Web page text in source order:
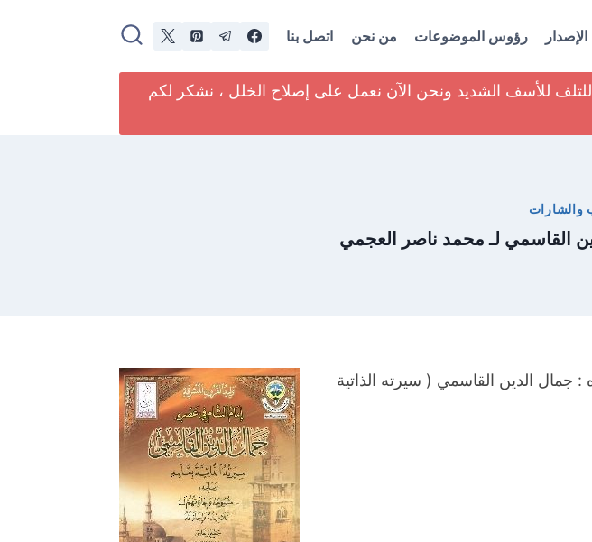
رؤوس الموضوعات من نحن اتصل بنا
للأسف الشديد ونحن الآن نعمل على إصلاح الخلل ، نشكر لكم
والشارات
القاسمي لـ محمد ناصر العجمي
الدين القاسمي ( سيرته الذاتية